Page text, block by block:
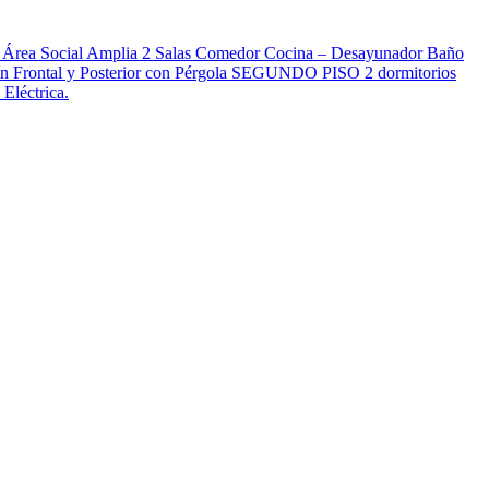
Social Amplia 2 Salas Comedor Cocina – Desayunador Baño
Frontal y Posterior con Pérgola SEGUNDO PISO 2 dormitorios